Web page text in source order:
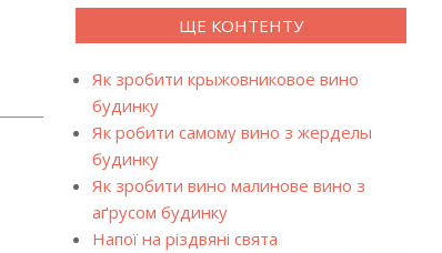
ЩЕ КОНТЕНТУ
Як зробити крыжовниковое вино
будинку
Як робити самому вино з жерделы
будинку
Як зробити вино малинове вино з
аґрусом будинку
Напої на різдвяні свята